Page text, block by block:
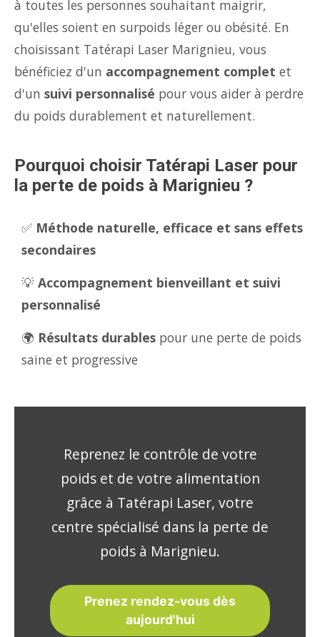
à toutes les personnes souhaitant maigrir,
qu'elles soient en surpoids léger ou obésité. En
choisissant Tatérapi Laser Marignieu, vous
bénéficiez d'un accompagnement complet et
d'un suivi personnalisé pour vous aider à perdre
du poids durablement et naturellement.
Pourquoi choisir Tatérapi Laser pour
la perte de poids à Marignieu ?
✅ Méthode naturelle, efficace et sans effets
secondaires
💡 Accompagnement bienveillant et suivi
personnalisé
🌍 Résultats durables pour une perte de poids
saine et progressive
Reprenez le contrôle de votre
poids et de votre alimentation
grâce à Tatérapi Laser, votre
centre spécialisé dans la perte de
poids à Marignieu.
Prenez rendez-vous dès
aujourd'hui